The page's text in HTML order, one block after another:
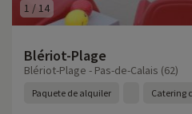
1 /14
Blériot-Plage
Blériot-Plage - Pas-de-Calais (62)
Paquete de alquiler Catering